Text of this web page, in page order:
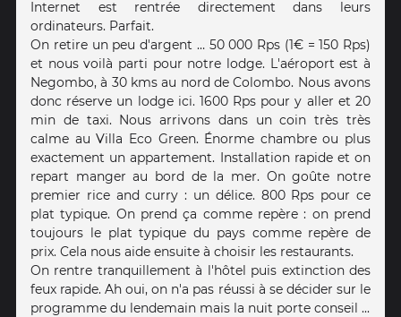
Internet est rentrée directement dans leurs
ordinateurs. Parfait.
On retire un peu d'argent … 50 000 Rps (1€ = 150 Rps)
et nous voilà parti pour notre lodge. L'aéroport est à
Negombo, à 30 kms au nord de Colombo. Nous avons
donc réserve un lodge ici. 1600 Rps pour y aller et 20
min de taxi. Nous arrivons dans un coin très très
calme au Villa Eco Green. Énorme chambre ou plus
exactement un appartement. Installation rapide et on
repart manger au bord de la mer. On goûte notre
premier rice and curry : un délice. 800 Rps pour ce
plat typique. On prend ça comme repère : on prend
toujours le plat typique du pays comme repère de
prix. Cela nous aide ensuite à choisir les restaurants.
On rentre tranquillement à l'hôtel puis extinction des
feux rapide. Ah oui, on n'a pas réussi à se décider sur le
programme du lendemain mais la nuit porte conseil ...